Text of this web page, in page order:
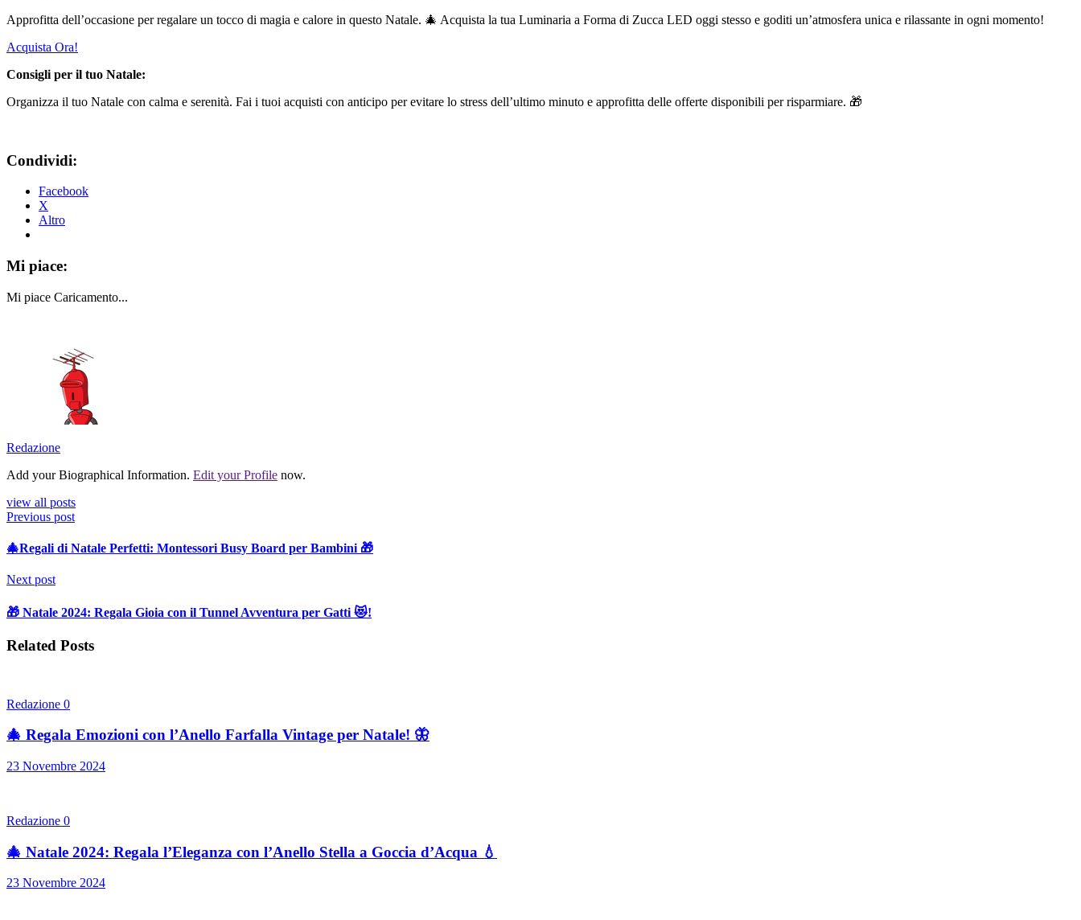
Approfitta dell’occasione per regalare un tocco di magia e calore in questo Natale. 🎄 Acquista la tua Luminaria a Forma di Zucca LED oggi stesso e goditi un’atmosfera unica e rilassante in ogni momento!
Acquista Ora!
Consigli per il tuo Natale:
Organizza il tuo Natale con calma e serenità. Fai i tuoi acquisti con anticipo per evitare lo stress dell’ultimo minuto e approfitta delle offerte disponibili per risparmiare. 🎁
Condividi:
Facebook
X
Altro
Mi piace:
Mi piace Caricamento...
Redazione
Add your Biographical Information. Edit your Profile now.
view all posts
Previous post
🎄Regali di Natale Perfetti: Montessori Busy Board per Bambini 🎁
Next post
🎁 Natale 2024: Regala Gioia con il Tunnel Avventura per Gatti 😻!
Related Posts
Redazione 0
🎄 Regala Emozioni con l’Anello Farfalla Vintage per Natale! 🦋
23 Novembre 2024
Redazione 0
🎄 Natale 2024: Regala l’Eleganza con l’Anello Stella a Goccia d’Acqua 💧
23 Novembre 2024